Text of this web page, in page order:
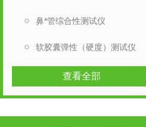
鼻*管综合性测试仪
软胶囊弹性（硬度）测试仪
查看全部